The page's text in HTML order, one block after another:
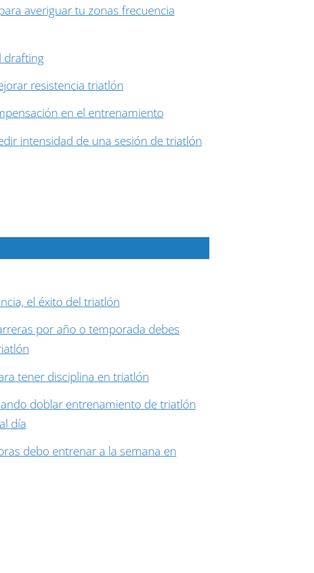
averiguar tu zonas frecuencia
drafting
resistencia triatlón
en el entrenamiento
intensidad de una sesión de triatlón
el éxito del triatlón
por año o temporada debes
tener disciplina en triatlón
doblar entrenamiento de triatlón
día
debo entrenar a la semana en